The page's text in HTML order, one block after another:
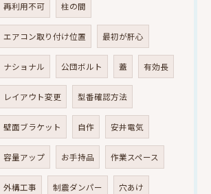
再利用不可 柱の間
エアコン取り付け位置 最初が肝心
ナショナル 公団ボルト 蓋 有効長
レイアウト変更 型番確認方法
壁面ブラケット 自作 安井電気
容量アップ お手持品 作業スペース
外構工事 制震ダンパー 穴あけ